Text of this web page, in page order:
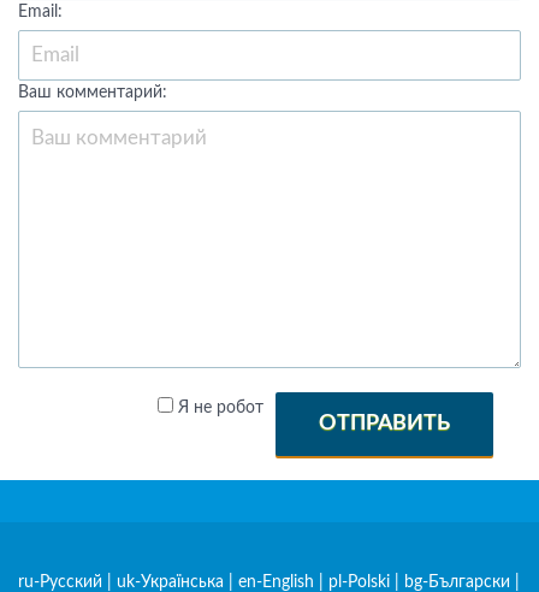
Email:
Ваш комментарий:
Я не робот
ОТПРАВИТЬ
ru-Русский uk-Українська en-English pl-Polski bg-Български